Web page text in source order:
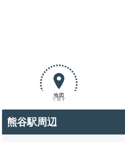
地図
で探す
熊谷駅周辺